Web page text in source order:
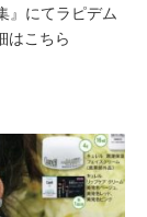
』にてラピデム
はこちら